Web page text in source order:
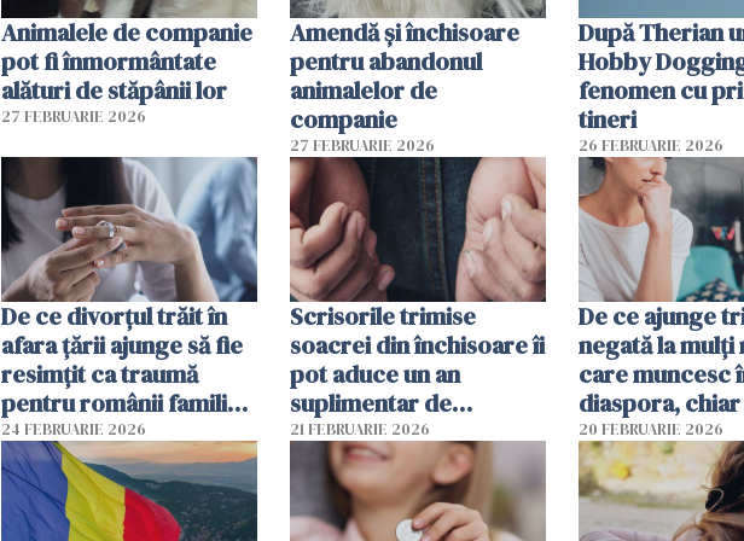
Animalele de companie
pot fi înmormântate
alături de stăpânii lor
27 FEBRUARIE 2026
Amendă și închisoare
pentru abandonul
animalelor de
companie
27 FEBRUARIE 2026
După Therian
Hobby
fenomen cu
tineri
26 FEBRUARIE 2026
De ce divorțul trăit în
afara țării ajunge să fie
resimțit ca traumă
pentru românii familiști
și tradiționaliști?
24 FEBRUARIE 2026
Scrisorile trimise
soacrei din închisoare îi
pot aduce un an
suplimentar de
închisoare unui român
condamnat în Spania
21 FEBRUARIE 2026
De ce ajunge
negată la mulți
care muncesc
diaspora,
viața pare mai
financiar?
20 FEBRUARIE 2026